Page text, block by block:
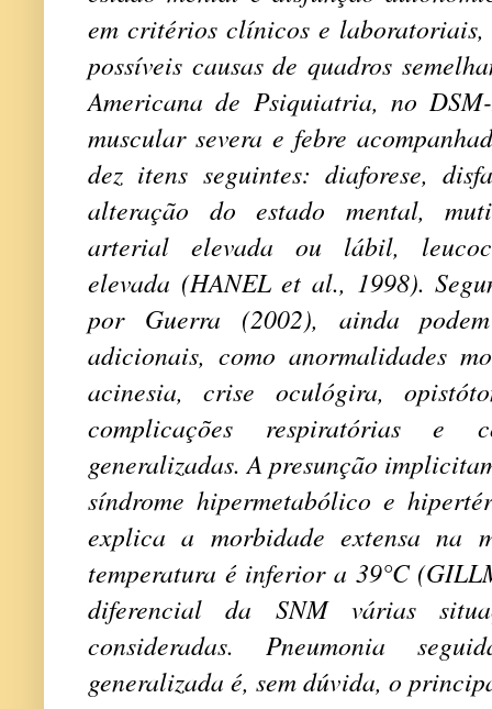
em critérios clínicos e laboratoriais,
possíveis causas de quadros
Americana de Psiquiatria, no
muscular severa e febre
dez itens seguintes: diaforese,
alteração do estado mental,
arterial elevada ou lábil,
elevada (HANEL et al., 1998).
por Guerra (2002), ainda
adicionais, como anormalidades
acinesia, crise oculógira,
complicações respiratórias e
generalizadas. A presunção
síndrome hipermetabólico e
explica a morbidade extensa na
temperatura é inferior a 39°C
diferencial da SNM várias
consideradas. Pneumonia
generalizada é, sem dúvida, o